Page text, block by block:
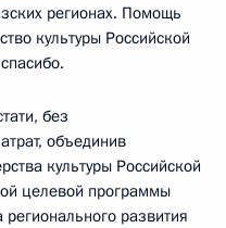
регионах. Помощь
культуры Российской
без
объединив
культуры Российской
целевой программы
регионального развития